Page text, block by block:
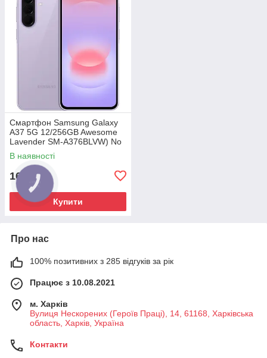
Смартфон Samsung Galaxy
A37 5G 12/256GB Awesome
Lavender SM-A376BLVW) No
Adapter MY
В наявності
16 625 ₴
Купити
Про нас
100% позитивних з 285 відгуків за рік
Працює з 10.08.2021
м. Харків
Вулиця Нескорених (Героїв Праці), 14, 61168, Харківська
область, Харків, Україна
Контакти